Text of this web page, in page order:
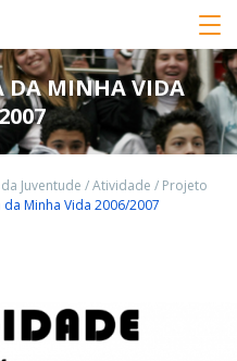
DA MINHA VIDA
Juventude /Atividade / Projeto
Minha Vida 2006/2007